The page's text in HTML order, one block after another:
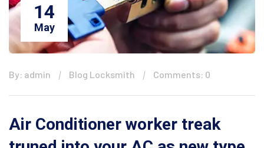
14
May
By: admin Blog Locksmith Comments: 0
Air Conditioner worker treak